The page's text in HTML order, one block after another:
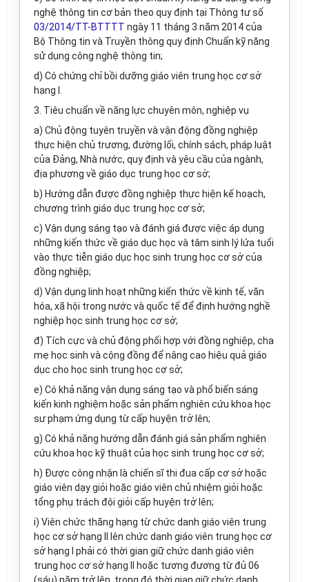
nghệ thông tin cơ bản theo quy định tại Thông tư số
03/2014/TT-BTTTT ngày 11 tháng 3 năm 2014 của
Bộ Thông tin và Truyền thông quy định Chuẩn kỹ năng
sử dụng công nghệ thông tin;
d) Có chứng chỉ bồi dưỡng giáo viên trung học cơ sở
hạng I.
3. Tiêu chuẩn về năng lực chuyên môn, nghiệp vụ
a) Chủ động tuyên truyền và vận động đồng nghiệp
thực hiện chủ trương, đường lối, chính sách, pháp luật
của Đảng, Nhà nước, quy định và yêu cầu của ngành,
địa phương về giáo dục trung học cơ sở;
b) Hướng dẫn được đồng nghiệp thực hiện kế hoạch,
chương trình giáo dục trung học cơ sở;
c) Vận dụng sáng tạo và đánh giá được việc áp dụng
những kiến thức về giáo dục học và tâm sinh lý lứa tuổi
vào thực tiễn giáo dục học sinh trung học cơ sở của
đồng nghiệp;
d) Vận dụng linh hoạt những kiến thức về kinh tế, văn
hóa, xã hội trong nước và quốc tế để định hướng nghề
nghiệp học sinh trung học cơ sở;
đ) Tích cực và chủ động phối hợp với đồng nghiệp, cha
mẹ học sinh và cộng đồng để nâng cao hiệu quả giáo
dục cho học sinh trung học cơ sở;
e) Có khả năng vận dụng sáng tạo và phổ biến sáng
kiến kinh nghiệm hoặc sản phẩm nghiên cứu khoa học
sư phạm ứng dụng từ cấp huyện trở lên;
g) Có khả năng hướng dẫn đánh giá sản phẩm nghiên
cứu khoa học kỹ thuật của học sinh trung học cơ sở;
h) Được công nhận là chiến sĩ thi đua cấp cơ sở hoặc
giáo viên dạy giỏi hoặc giáo viên chủ nhiệm giỏi hoặc
tổng phụ trách đội giỏi cấp huyện trở lên;
i) Viên chức thăng hạng từ chức danh giáo viên trung
học cơ sở hạng II lên chức danh giáo viên trung học cơ
sở hạng I phải có thời gian giữ chức danh giáo viên
trung học cơ sở hạng II hoặc tương đương từ đủ 06